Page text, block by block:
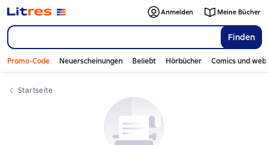
Finden
Anmelden Meine Bücher
Promo-Code Neuerscheinungen Beliebt Hörbücher Comics und
Startseite
Слайдер с книгами
Слайдер с книгами